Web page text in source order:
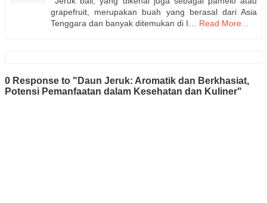
grapefruit, merupakan buah yang berasal dari Asia
Tenggara dan banyak ditemukan di I…
Read More...
0 Response to "Daun Jeruk: Aromatik dan Berkhasiat,
Potensi Pemanfaatan dalam Kesehatan dan Kuliner"